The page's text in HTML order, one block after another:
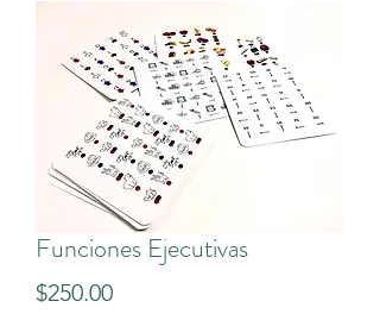
Funciones Ejecutivas
$250.00Precio